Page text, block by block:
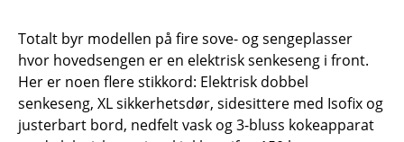
Totalt byr modellen på fire sove- og sengeplasser
hvor hovedsengen er en elektrisk senkeseng i front.
Her er noen flere stikkord: Elektrisk dobbel
senkeseng, XL sikkerhetsdør, sidesittere med Isofix og
justerbart bord, nedfelt vask og 3-bluss kokeapparat